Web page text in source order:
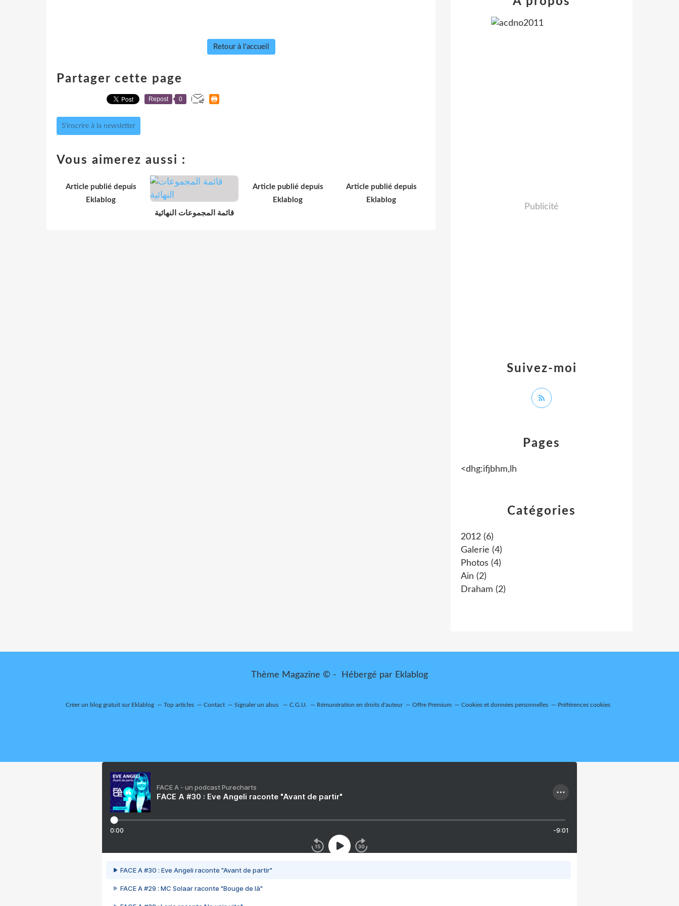
Retour à l'accueil
Partager cette page
Repost 0
S'inscrire à la newsletter
Vous aimerez aussi :
Article publié depuis
Eklablog
قائمة المجموعات النهائية
Article publié depuis
Eklablog
Article publié depuis
Eklablog
Catégories
2012 (6)
Galerie (4)
Photos (4)
Ain (2)
Draham (2)
Pages
<dhg:ifjbhm,lh
Suivez-moi
Publicité
Thème Magazine © - Hébergé par Eklablog
Créer un blog gratuit sur Eklablog Top articles Contact Signaler un abus C.G.U. Rémunération en droits d'auteur Offre Premium Cookies et données personnelles Préférences cookies
FACE A - un podcast Purecharts
FACE A #30 : Eve Angeli raconte "Avant de partir"
0:00 -9:01
FACE A #30 : Eve Angeli raconte "Avant de partir"
FACE A #29 : MC Solaar raconte "Bouge de là"